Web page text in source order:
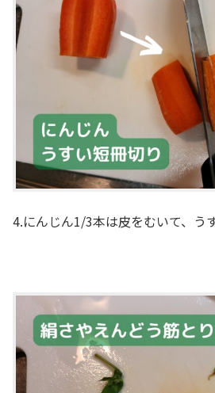
4.にんじん1/3本は皮をむいて、う